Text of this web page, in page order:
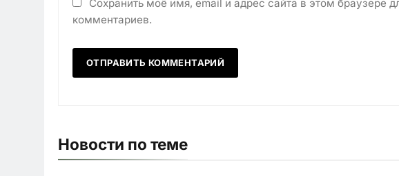
Сохранить моё имя, email и адрес сайта в этом браузере
комментариев.
Новости по теме